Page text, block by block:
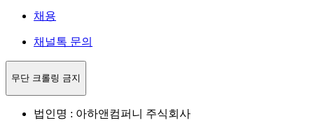
채용
채널톡 문의
무단 크롤링 금지
법인명 : 아하앤컴퍼니 주식회사